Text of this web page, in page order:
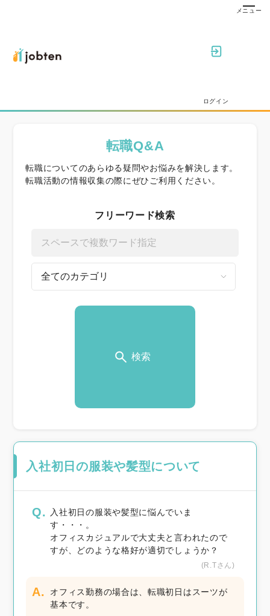
ログイン
転職Q&A
転職についてのあらゆる疑問やお悩みを解決します。
転職活動の情報収集の際にぜひご利用ください。
フリーワード検索
検索
入社初日の服装や髪型について
Q.
入社初日の服装や髪型に悩んでいま
す・・・。
オフィスカジュアルで大丈夫と言われたので
すが、どのような格好が適切でしょうか？
(R.Tさん)
A.
オフィス勤務の場合は、転職初日はスーツが
基本です。